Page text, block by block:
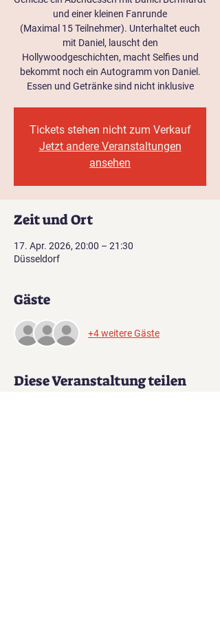
und einer kleinen Fanrunde
(Maximal 15 Teilnehmer). Unterhaltet euch
mit Daniel, lauscht den
Hollywoodgeschichten, macht Selfies und
bekommt noch ein Autogramm von Daniel.
Essen und Getränke sind nicht inklusive
Tickets stehen nicht zum Verkauf
Jetzt andere Veranstaltungen
ansehen
Zeit und Ort
17. Apr. 2026, 20:00 – 21:30
Düsseldorf
Gäste
+4 weitere Gäste
Diese Veranstaltung teilen